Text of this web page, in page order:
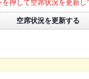
押して空席状況を更新し
空席状況を更新する